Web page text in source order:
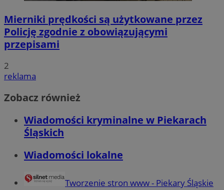
Mierniki prędkości są użytkowane przez
Policję zgodnie z obowiązującymi
przepisami
2
reklama
Zobacz również
Wiadomości kryminalne w Piekarach
Śląskich
Wiadomości lokalne
Tworzenie stron www - Piekary Śląskie